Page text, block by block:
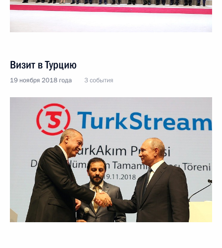
Визит в Турцию
19 ноября 2018 года 3 события